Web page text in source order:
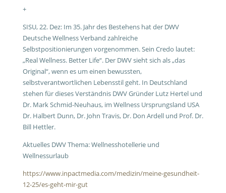
+
SISU, 22. Dez: Im 35. Jahr des Bestehens hat der DWV
Deutsche Wellness Verband zahlreiche
Selbstpositionierungen vorgenommen. Sein Credo lautet:
„Real Wellness. Better Life“. Der DWV sieht sich als „das
Original“, wenn es um einen bewussten,
selbstverantwortlichen Lebensstil geht. In Deutschland
stehen für dieses Verständnis DWV Gründer Lutz Hertel und
Dr. Mark Schmid-Neuhaus, im Wellness Ursprungsland USA
Dr. Halbert Dunn, Dr. John Travis, Dr. Don Ardell und Prof. Dr.
Bill Hettler.
Aktuelles DWV Thema: Wellnesshotellerie und
Wellnessurlaub
https://www.inpactmedia.com/medizin/meine-gesundheit-
12-25/es-geht-mir-gut